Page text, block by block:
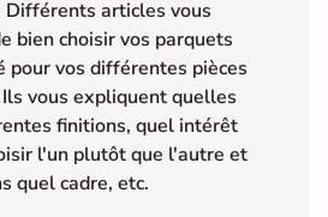
Différents articles vous
bien choisir vos parquets
pour vos différentes pièces
vous expliquent quelles
finitions, quel intérêt
l'un plutôt que l'autre et
quel cadre, etc.